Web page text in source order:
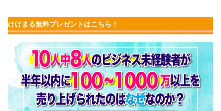
けけまる無料プレゼントはこちら！